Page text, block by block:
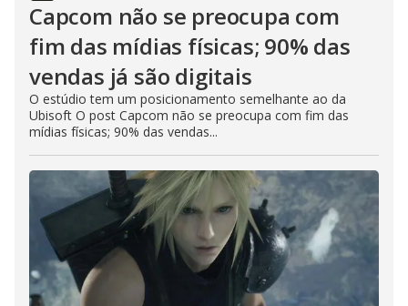
Capcom não se preocupa com
fim das mídias físicas; 90% das
vendas já são digitais
O estúdio tem um posicionamento semelhante ao da
Ubisoft O post Capcom não se preocupa com fim das
mídias físicas; 90% das vendas...